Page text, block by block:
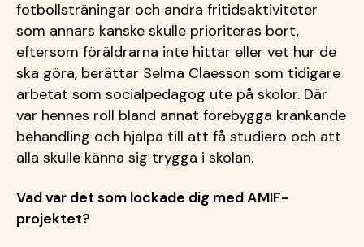
fotbollsträningar och andra fritidsaktiviteter
som annars kanske skulle prioriteras bort,
eftersom föräldrarna inte hittar eller vet hur de
ska göra, berättar Selma Claesson som tidigare
arbetat som socialpedagog ute på skolor. Där
var hennes roll bland annat förebygga kränkande
behandling och hjälpa till att få studiero och att
alla skulle känna sig trygga i skolan.
Vad var det som lockade dig med AMIF-
projektet?